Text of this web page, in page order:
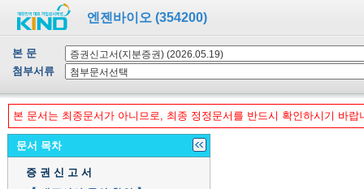
엔젠바이오 (354200)
본 문
첨부서류
본 문서는 최종문서가 아니므로, 최종 정정문서를 반드시 확인하시기 바랍
문서 목차